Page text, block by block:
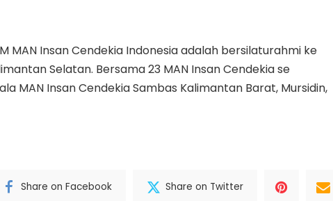
MAN Insan Cendekia Indonesia adalah bersilaturahmi ke
Selatan. Bersama 23 MAN Insan Cendekia se
MAN Insan Cendekia Sambas Kalimantan Barat, Mursidin,
Share on Facebook Share on Twitter